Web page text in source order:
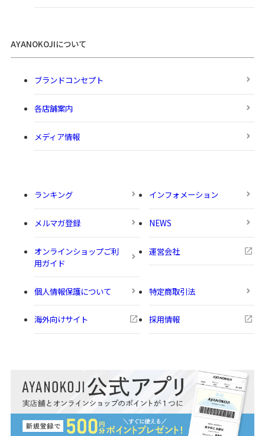
AYANOKOJIについて
ブランドコンセプト
各店舗案内
メディア情報
ランキング インフォメーション
メルマガ登録 NEWS
オンラインショップご利
用ガイド
運営会社
個人情報保護について 特定商取引法
海外向けサイト 採用情報